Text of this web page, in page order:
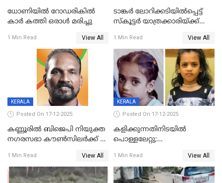
ധോണിയിൽ റോഡരികിൽ
കാർ കത്തി ഒരാൾ മരിച്ചു
1 Min Read View All
ടാങ്കർ ലോറിക്കടിയിൽപ്പെട്ട്
സ്കൂട്ടർ യാത്രക്കാരിയ്ക്ക്
കണ്ടോത്ത് ദേശീയ പാതയിൽ
1 Min Read View All
KERALA
Posted On 17-12-2025
കണ്ണൂരിൽ ബിജെപി നിയുക്ത
നഗരസഭാ കൗൺസിലർക്ക് 36
1 Min Read View All
KERALA
Posted On 17-12-2025
കളിക്കുന്നതിനിടയിൽ
പൊള്ളലേറ്റു;
ക്ലാസ് വിദ്യാർത്ഥിനി മരിച്ചു
1 Min Read View All